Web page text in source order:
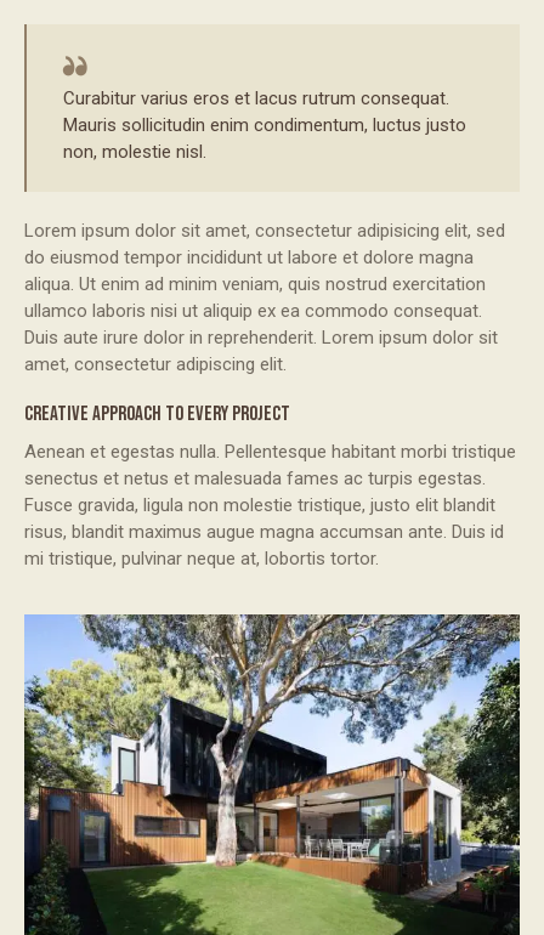
Curabitur varius eros et lacus rutrum consequat.
Mauris sollicitudin enim condimentum, luctus justo
non, molestie nisl.
Lorem ipsum dolor sit amet, consectetur adipisicing elit, sed
do eiusmod tempor incididunt ut labore et dolore magna
aliqua. Ut enim ad minim veniam, quis nostrud exercitation
ullamco laboris nisi ut aliquip ex ea commodo consequat.
Duis aute irure dolor in reprehenderit. Lorem ipsum dolor sit
amet, consectetur adipiscing elit.
CREATIVE APPROACH TO EVERY PROJECT
Aenean et egestas nulla. Pellentesque habitant morbi tristique
senectus et netus et malesuada fames ac turpis egestas.
Fusce gravida, ligula non molestie tristique, justo elit blandit
risus, blandit maximus augue magna accumsan ante. Duis id
mi tristique, pulvinar neque at, lobortis tortor.